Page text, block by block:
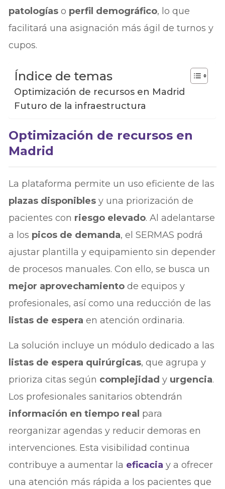
patologías o perfil demográfico, lo que
facilitará una asignación más ágil de turnos y
cupos.
Índice de temas
Optimización de recursos en Madrid
Futuro de la infraestructura
Optimización de recursos en
Madrid
La plataforma permite un uso eficiente de las
plazas disponibles y una priorización de
pacientes con riesgo elevado. Al adelantarse
a los picos de demanda, el SERMAS podrá
ajustar plantilla y equipamiento sin depender
de procesos manuales. Con ello, se busca un
mejor aprovechamiento de equipos y
profesionales, así como una reducción de las
listas de espera en atención ordinaria.
La solución incluye un módulo dedicado a las
listas de espera quirúrgicas, que agrupa y
prioriza citas según complejidad y urgencia.
Los profesionales sanitarios obtendrán
información en tiempo real para
reorganizar agendas y reducir demoras en
intervenciones. Esta visibilidad continua
contribuye a aumentar la eficacia y a ofrecer
una atención más rápida a los pacientes que